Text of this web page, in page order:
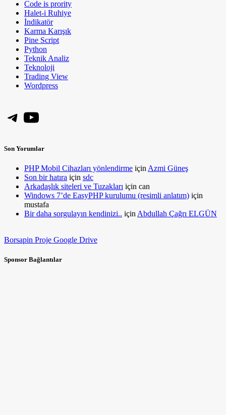
Code is prority
Halet-i Ruhiye
İndikatör
Karma Karışık
Pine Script
Python
Teknik Analiz
Teknoloji
Trading View
Wordpress
Telegram
YouTube
Son Yorumlar
PHP Mobil Cihazları yönlendirme için Azmi Güneş
Son bir hatıra için sdc
Arkadaşlık siteleri ve Tuzakları için can
Windows 7’de EasyPHP kurulumu (resimli anlatım) için
mustafa
Bir daha sorgulayın kendinizi.. için Abdullah Çağrı ELGÜN
Borsapin Proje Google Drive
Sponsor Bağlantılar